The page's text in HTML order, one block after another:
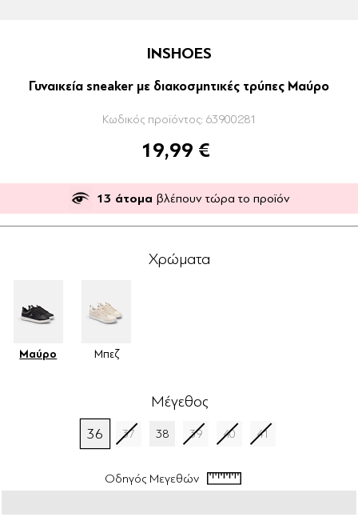
INSHOES
Γυναικεία sneaker με διακοσμητικές τρύπες Μαύρο
Κωδικός προϊόντος: 63900281
19,99 €
13 άτομα βλέπουν τώρα το προϊόν
Χρώματα
Μαύρο Μπεζ
Μέγεθος
36 37 38 39 40 41
Οδηγός Μεγεθών